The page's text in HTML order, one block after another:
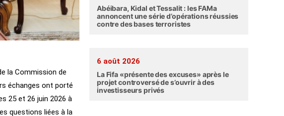
la Commission de
échanges ont porté
25 et 26 juin 2026 à
questions liées à la
Abéibara, Kidal et Tessalit : les FAMa
annoncent une série d’opérations réussies
contre des bases terroristes
6 août 2026
La Fifa «présente des excuses» après le
projet controversé de s’ouvrir à des
investisseurs privés